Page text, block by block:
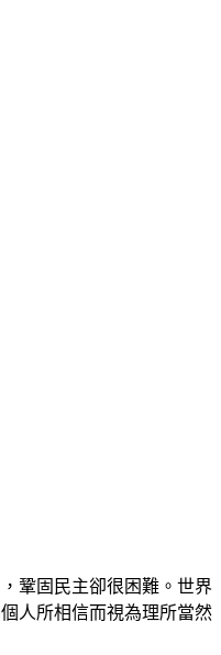
鞏固民主卻很困難。世界
人所相信而視為理所當然